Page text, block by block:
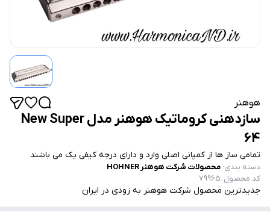
هوهنر
سازدهنی کروماتیک هوهنر مدل New Super
64
تمامی ساز ها از کمپانی اصلی وارد و دارای درجه کیفی یک می باشند
دسته بندی: محصولات شرکت هوهنر HOHNER
کد محصول:
79965
جدیدترین محصول شرکت هوهنر به زودی در ایران